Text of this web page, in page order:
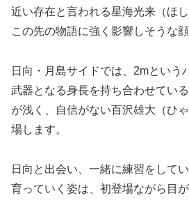
近い存在と言われる星海光来（ほ
この先の物語に強く影響しそうな
日向・月島サイドでは、2mという
武器となる身長を持ち合わせてい
が浅く、自信がない百沢雄大（ひ
場します。
日向と出会い、一緒に練習をして
育っていく姿は、初登場ながら目